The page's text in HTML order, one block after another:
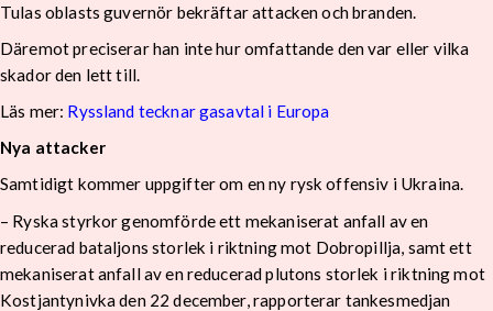
Tulas oblasts guvernör bekräftar attacken och branden.
Däremot preciserar han inte hur omfattande den var eller vilka
skador den lett till.
Läs mer: Ryssland tecknar gasavtal i Europa
Nya attacker
Samtidigt kommer uppgifter om en ny rysk offensiv i Ukraina.
– Ryska styrkor genomförde ett mekaniserat anfall av en
reducerad bataljons storlek i riktning mot Dobropillja, samt ett
mekaniserat anfall av en reducerad plutons storlek i riktning mot
Kostjantynivka den 22 december, rapporterar tankesmedjan